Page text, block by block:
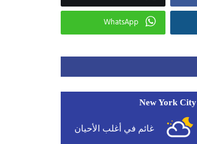
WhatsApp
New York City
غائم في أغلب الأحيان